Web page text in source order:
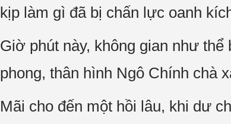
kịp làm gì đã bị chấn lực oanh
Giờ phút này, không gian như
phong, thân hình Ngô Chính chà
Mãi cho đến một hồi lâu, khi dư